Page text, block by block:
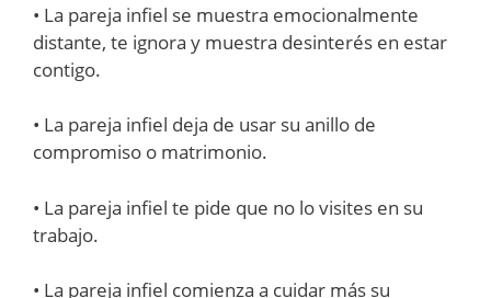
• La pareja infiel se muestra emocionalmente
distante, te ignora y muestra desinterés en estar
contigo.
• La pareja infiel deja de usar su anillo de
compromiso o matrimonio.
• La pareja infiel te pide que no lo visites en su
trabajo.
• La pareja infiel comienza a cuidar más su